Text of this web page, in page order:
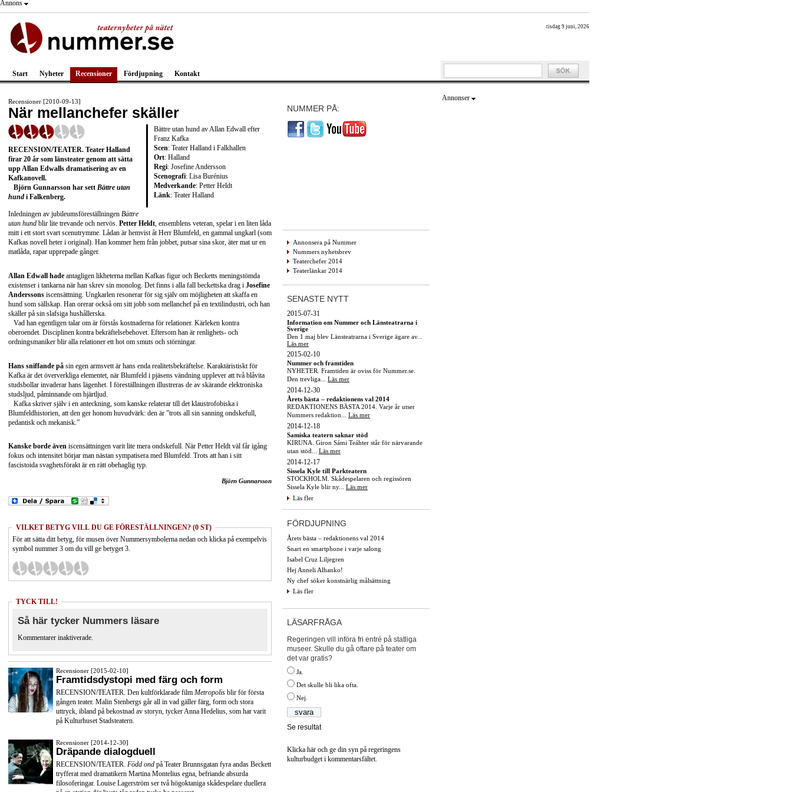
Annons
tisdag 9 juni, 2026
Start Nyheter Recensioner Fördjupning Kontakt
Recensioner [2010-09-13]
När mellanchefer skäller
Bättre utan hund av Allan Edwall efter
Franz Kafka
Scen: Teater Halland i Falkhallen
Ort: Halland
Regi: Josefine Andersson
Scenografi: Lisa Burénius
Medverkande: Petter Heldt
Länk: Teater Halland
RECENSION/TEATER. Teater Halland
firar 20 år som länsteater genom att sätta
upp Allan Edwalls dramatisering av en
Kafkanovell.
Björn Gunnarsson har sett Bättre utan
hund i Falkenberg.
Inledningen av jubileumsföreställningen Bättre
utan hund blir lite trevande och nervös. Petter Heldt, ensemblens veteran, spelar i en liten låda
mitt i ett stort svart scenutrymme. Lådan är hemvist åt Herr Blumfeld, en gammal ungkarl (som
Kafkas novell heter i original). Han kommer hem från jobbet, putsar sina skor, äter mat ur en
matlåda, rapar upprepade gånger.
Allan Edwall hade antagligen likheterna mellan Kafkas figur och Becketts meningstömda
existenser i tankarna när han skrev sin monolog. Det finns i alla fall beckettska drag i Josefine
Anderssons iscensättning. Ungkarlen resonerar för sig själv om möjligheten att skaffa en
hund som sällskap. Han orerar också om sitt jobb som mellanchef på en textilindustri, och han
skäller på sin slafsiga hushållerska.
Vad han egentligen talar om är förstås kostnaderna för relationer. Kärleken kontra
oberoendet. Disciplinen kontra bekräftelsebehovet. Eftersom han är renlighets- och
ordningsmaniker blir alla relationer ett hot om smuts och störningar.
Hans sniffande på sin egen armsvett är hans enda realitetsbekräftelse. Karaktäristiskt för
Kafka är det öververkliga elementet, när Blumfeld i pjäsens vändning upplever att två blåvita
studsbollar invaderar hans lägenhet. I föreställningen illustreras de av skärande elektroniska
studsljud, påminnande om hjärtljud.
Kafka skriver själv i en anteckning, som kanske relaterar till det klaustrofobiska i
Blumfeldhistorien, att den ger honom huvudvärk: den är ”trots all sin sanning ondskefull,
pedantisk och mekanisk.”
Kanske borde även iscensättningen varit lite mera ondskefull. När Petter Heldt väl får igång
fokus och intensitet börjar man nästan sympatisera med Blumfeld. Trots att han i sitt
fascistoida svaghetsförakt är en rätt obehaglig typ.
Björn Gunnarsson
VILKET BETYG VILL DU GE FÖRESTÄLLNINGEN? (0 ST)
För att sätta ditt betyg, för musen över Nummersymbolerna nedan och klicka på exempelvis
symbol nummer 3 om du vill ge betyget 3.
TYCK TILL!
Så här tycker Nummers läsare
Kommentarer inaktiverade.
Recensioner [2015-02-10]
Framtidsdystopi med färg och form
RECENSION/TEATER. Den kultförklarade film Metropolis blir för första
gången teater. Malin Stenbergs går all in vad gäller färg, form och stora
uttryck, ibland på bekostnad av storyn, tycker Anna Hedelius, som har varit
på Kulturhuset Stadsteatern.
Recensioner [2014-12-30]
Dräpande dialogduell
RECENSION/TEATER. Född ond på Teater Brunnsgatan fyra andas Beckett
tryfferat med dramatikern Martina Montelius egna, befriande absurda
filosoferingar. Louise Lagerström ser två högoktaniga skådespelare duellera
NUMMER PÅ:
Annonsera på Nummer
Nummers nyhetsbrev
Teaterchefer 2014
Teaterlänkar 2014
SENASTE NYTT
2015-07-31
Information om Nummer och Länsteatrarna i
Sverige
Den 1 maj blev Länsteatrarna i Sverige ägare av...
Läs mer
2015-02-10
Nummer och framtiden
NYHETER. Framtiden är oviss för Nummer.se.
Den trevliga... Läs mer
2014-12-30
Årets bästa – redaktionens val 2014
REDAKTIONENS BÄSTA 2014. Varje år utser
Nummers redaktion... Läs mer
2014-12-18
Samiska teatern saknar stöd
KIRUNA. Giron Sámi Teáhter står för närvarande
utan stöd... Läs mer
2014-12-17
Sissela Kyle till Parkteatern
STOCKHOLM. Skådespelaren och regissören
Sissela Kyle blir ny... Läs mer
Läs fler
FÖRDJUPNING
Årets bästa – redaktionens val 2014
Snart en smartphone i varje salong
Isabel Cruz Liljegren
Hej Anneli Alhanko!
Ny chef söker konstnärlig målsättning
Läs fler
LÄSARFRÅGA
Regeringen vill införa fri entré på statliga
museer. Skulle du gå oftare på teater om
det var gratis?
Ja.
Det skulle bli lika ofta.
Nej.
Se resultat
Klicka här och ge din syn på regeringens
kulturbudget i kommentarsfältet.
Annonser